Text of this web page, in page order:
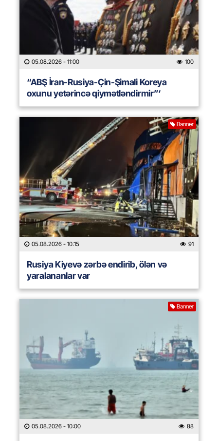
05.08.2026 - 11:00 100
“ABŞ İran-Rusiya-Çin-Şimali Koreya
oxunu yetərincə qiymətləndirmir”‘
Banner
05.08.2026 - 10:15 91
Rusiya Kiyevə zərbə endirib, ölən və
yaralananlar var
Banner
05.08.2026 - 10:00 88